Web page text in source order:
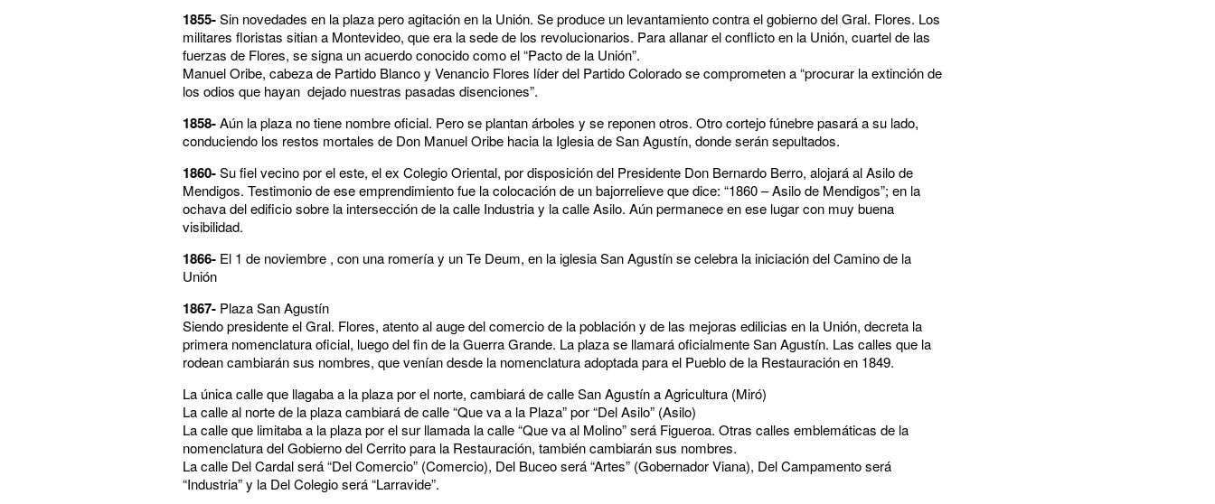
1855-Sin novedades en la plaza pero agitación en la Unión. Se produce un levantamiento contra el gobierno del Gral. Flores. Los
militares floristas sitian a Montevideo, que era la sede de los revolucionarios. Para allanar el conflicto en la Unión, cuartel de las
fuerzas de Flores, se signa un acuerdo conocido como el “Pacto de la Unión”.
Manuel Oribe, cabeza de Partido Blanco y Venancio Flores líder del Partido Colorado se comprometen a “procurar la extinción de
los odios que hayan dejado nuestras pasadas disenciones”.
1858-Aún la plaza no tiene nombre oficial. Pero se plantan árboles y se reponen otros. Otro cortejo fúnebre pasará a su lado,
conduciendo los restos mortales de Don Manuel Oribe hacia la Iglesia de San Agustín, donde serán sepultados.
1860-Su fiel vecino por el este, el ex Colegio Oriental, por disposición del Presidente Don Bernardo Berro, alojará al Asilo de
Mendigos. Testimonio de ese emprendimiento fue la colocación de un bajorrelieve que dice: “1860 – Asilo de Mendigos”; en la
ochava del edificio sobre la intersección de la calle Industria y la calle Asilo. Aún permanece en ese lugar con muy buena
visibilidad.
1866- El 1 de noviembre , con una romería y un Te Deum, en la iglesia San Agustín se celebra la iniciación del Camino de la
Unión
1867- Plaza San Agustín
Siendo presidente el Gral. Flores, atento al auge del comercio de la población y de las mejoras edilicias en la Unión, decreta la
primera nomenclatura oficial, luego del fin de la Guerra Grande. La plaza se llamará oficialmente San Agustín. Las calles que la
rodean cambiarán sus nombres, que venían desde la nomenclatura adoptada para el Pueblo de la Restauración en 1849.
La única calle que llagaba a la plaza por el norte, cambiará de calle San Agustín a Agricultura (Miró)
La calle al norte de la plaza cambiará de calle “Que va a la Plaza” por “Del Asilo” (Asilo)
La calle que limitaba a la plaza por el sur llamada la calle “Que va al Molino” será Figueroa. Otras calles emblemáticas de la
nomenclatura del Gobierno del Cerrito para la Restauración, también cambiarán sus nombres.
La calle Del Cardal será “Del Comercio” (Comercio), Del Buceo será “Artes” (Gobernador Viana), Del Campamento será
“Industria” y la Del Colegio será “Larravide”.